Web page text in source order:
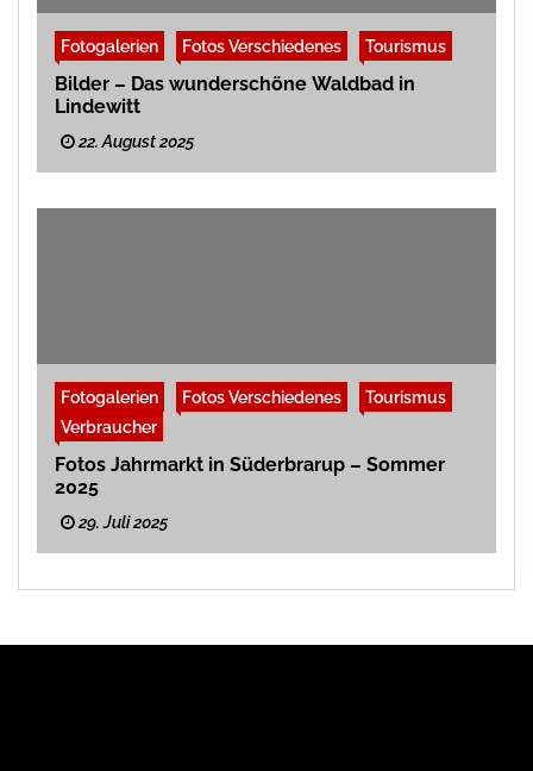
Fotogalerien Fotos Verschiedenes Tourismus
Bilder – Das wunderschöne Waldbad in
Lindewitt
22. August 2025
Fotogalerien Fotos Verschiedenes
Tourismus
Verbraucher
Fotos Jahrmarkt in Süderbrarup – Sommer
2025
29. Juli 2025